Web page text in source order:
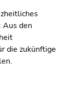
Aus den
die zukünftige